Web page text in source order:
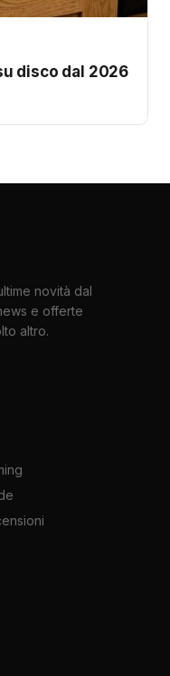
disco dal 2026
novità dal
e offerte
altro.